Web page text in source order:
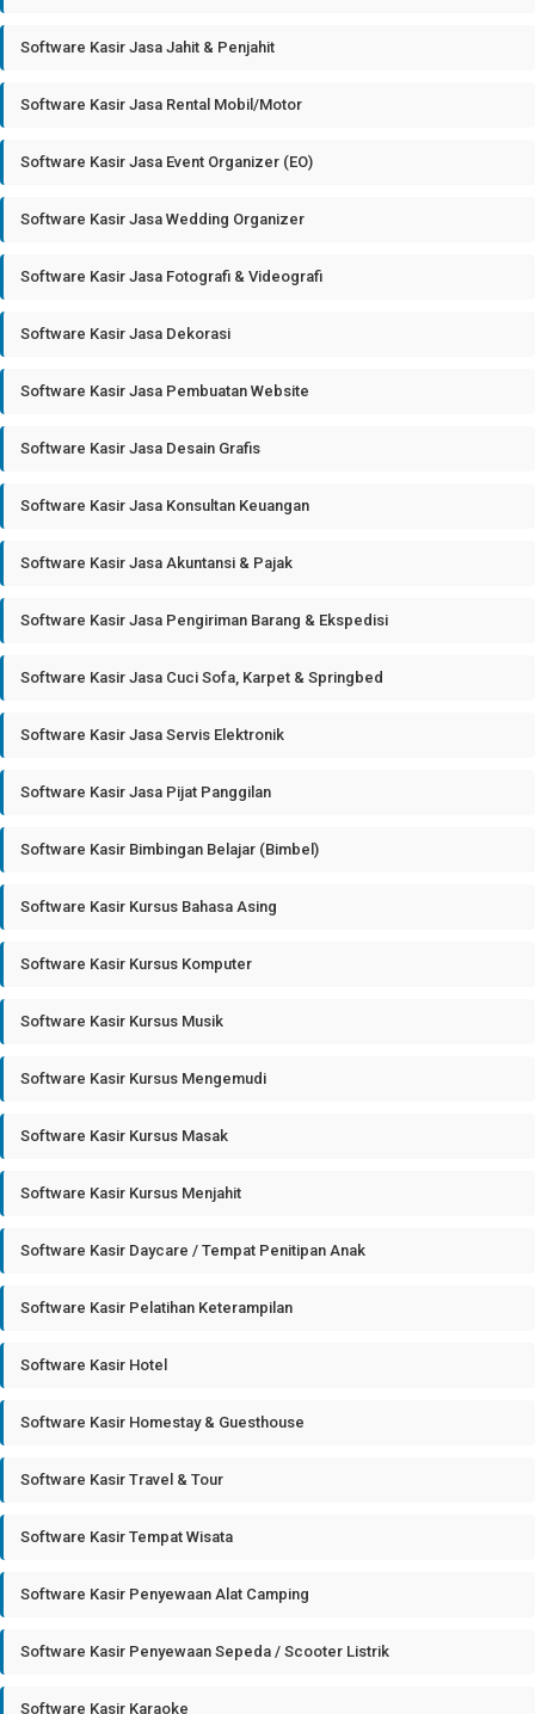
Software Kasir Jasa Jahit & Penjahit
Software Kasir Jasa Rental Mobil/Motor
Software Kasir Jasa Event Organizer (EO)
Software Kasir Jasa Wedding Organizer
Software Kasir Jasa Fotografi & Videografi
Software Kasir Jasa Dekorasi
Software Kasir Jasa Pembuatan Website
Software Kasir Jasa Desain Grafis
Software Kasir Jasa Konsultan Keuangan
Software Kasir Jasa Akuntansi & Pajak
Software Kasir Jasa Pengiriman Barang & Ekspedisi
Software Kasir Jasa Cuci Sofa, Karpet & Springbed
Software Kasir Jasa Servis Elektronik
Software Kasir Jasa Pijat Panggilan
Software Kasir Bimbingan Belajar (Bimbel)
Software Kasir Kursus Bahasa Asing
Software Kasir Kursus Komputer
Software Kasir Kursus Musik
Software Kasir Kursus Mengemudi
Software Kasir Kursus Masak
Software Kasir Kursus Menjahit
Software Kasir Daycare / Tempat Penitipan Anak
Software Kasir Pelatihan Keterampilan
Software Kasir Hotel
Software Kasir Homestay & Guesthouse
Software Kasir Travel & Tour
Software Kasir Tempat Wisata
Software Kasir Penyewaan Alat Camping
Software Kasir Penyewaan Sepeda / Scooter Listrik
Software Kasir Karaoke